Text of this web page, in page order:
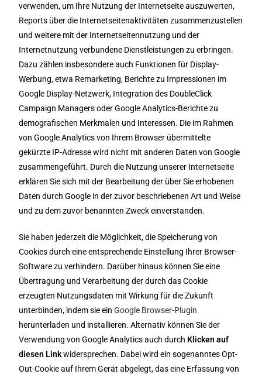
verwenden, um Ihre Nutzung der Internetseite auszuwerten,
Reports über die Internetseitenaktivitäten zusammenzustellen
und weitere mit der Internetseitennutzung und der
Internetnutzung verbundene Dienstleistungen zu erbringen.
Dazu zählen insbesondere auch Funktionen für Display-
Werbung, etwa Remarketing, Berichte zu Impressionen im
Google Display-Netzwerk, Integration des DoubleClick
Campaign Managers oder Google Analytics-Berichte zu
demografischen Merkmalen und Interessen. Die im Rahmen
von Google Analytics von Ihrem Browser übermittelte
gekürzte IP-Adresse wird nicht mit anderen Daten von Google
zusammengeführt. Durch die Nutzung unserer Internetseite
erklären Sie sich mit der Bearbeitung der über Sie erhobenen
Daten durch Google in der zuvor beschriebenen Art und Weise
und zu dem zuvor benannten Zweck einverstanden.
Sie haben jederzeit die Möglichkeit, die Speicherung von
Cookies durch eine entsprechende Einstellung Ihrer Browser-
Software zu verhindern. Darüber hinaus können Sie eine
Übertragung und Verarbeitung der durch das Cookie
erzeugten Nutzungsdaten mit Wirkung für die Zukunft
unterbinden, indem sie einGoogle Browser-Plugin
herunterladen und installieren. Alternativ können Sie der
Verwendung von Google Analytics auch durch Klicken auf
diesen Linkwidersprechen. Dabei wird ein sogenanntes Opt-
Out-Cookie auf Ihrem Gerät abgelegt, das eine Erfassung von